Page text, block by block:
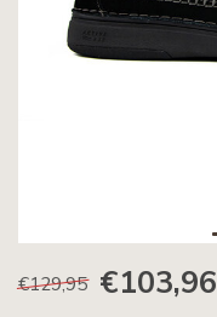
€129,95 €103,96